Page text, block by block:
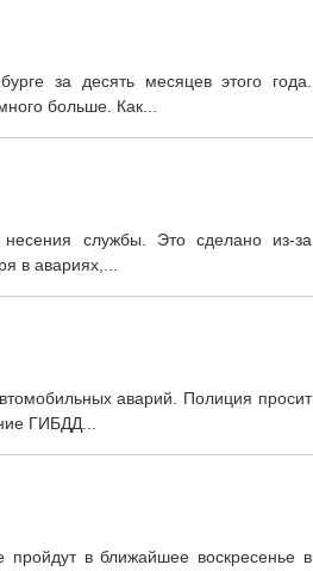
за десять месяцев этого года.
больше. Как...
службы. Это сделано из-за
в авариях,...
аварий. Полиция просит
ГИБДД...
пройдут в ближайшее воскресенье в